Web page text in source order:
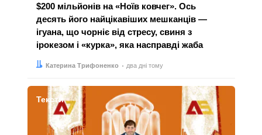
$200 мільйонів на «Ноїв ковчег». Ось
десять його найцікавіших мешканців —
ігуана, що чорніє від стресу, свиня з
ірокезом і «курка», яка насправді жаба
Автор:
Катерина Трифоненко
Дата: два дні тому
Тексти